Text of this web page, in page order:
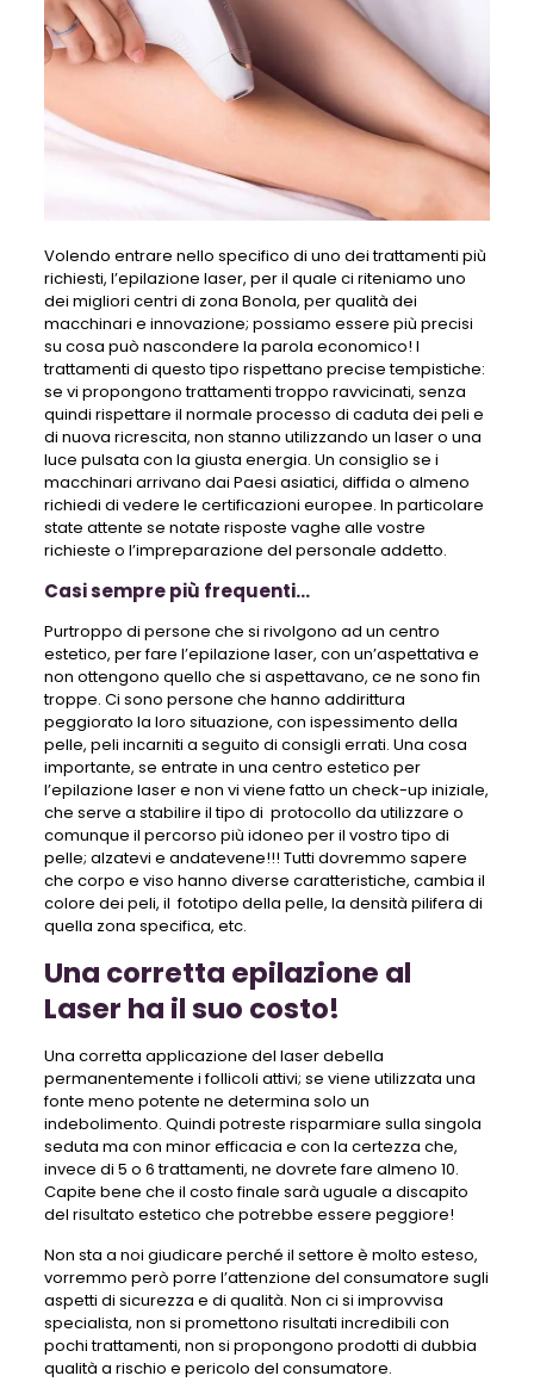
Volendo entrare nello specifico di uno dei trattamenti più
richiesti, l’epilazione laser, per il quale ci riteniamo uno
dei migliori centri di zona Bonola, per qualità dei
macchinari e innovazione; possiamo essere più precisi
su cosa può nascondere la parola economico! I
trattamenti di questo tipo rispettano precise tempistiche:
se vi propongono trattamenti troppo ravvicinati, senza
quindi rispettare il normale processo di caduta dei peli e
di nuova ricrescita, non stanno utilizzando un laser o una
luce pulsata con la giusta energia. Un consiglio se i
macchinari arrivano dai Paesi asiatici, diffida o almeno
richiedi di vedere le certificazioni europee. In particolare
state attente se notate risposte vaghe alle vostre
richieste o l’impreparazione del personale addetto.
Casi sempre più frequenti…
Purtroppo di persone che si rivolgono ad un centro
estetico, per fare l’epilazione laser, con un’aspettativa e
non ottengono quello che si aspettavano, ce ne sono fin
troppe. Ci sono persone che hanno addirittura
peggiorato la loro situazione, con ispessimento della
pelle, peli incarniti a seguito di consigli errati. Una cosa
importante, se entrate in una centro estetico per
l’epilazione laser e non vi viene fatto un check-up iniziale,
che serve a stabilire il tipo di protocollo da utilizzare o
comunque il percorso più idoneo per il vostro tipo di
pelle; alzatevi e andatevene!!! Tutti dovremmo sapere
che corpo e viso hanno diverse caratteristiche, cambia il
colore dei peli, il fototipo della pelle, la densità pilifera di
quella zona specifica, etc.
Una corretta epilazione al
Laser ha il suo costo!
Una corretta applicazione del laser debella
permanentemente i follicoli attivi; se viene utilizzata una
fonte meno potente ne determina solo un
indebolimento. Quindi potreste risparmiare sulla singola
seduta ma con minor efficacia e con la certezza che,
invece di 5 o 6 trattamenti, ne dovrete fare almeno 10.
Capite bene che il costo finale sarà uguale a discapito
del risultato estetico che potrebbe essere peggiore!
Non sta a noi giudicare perché il settore è molto esteso,
vorremmo però porre l’attenzione del consumatore sugli
aspetti di sicurezza e di qualità. Non ci si improvvisa
specialista, non si promettono risultati incredibili con
pochi trattamenti, non si propongono prodotti di dubbia
qualità a rischio e pericolo del consumatore.